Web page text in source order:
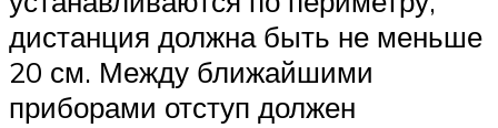
дистанция должна быть не меньше
20 см. Между ближайшими
приборами отступ должен